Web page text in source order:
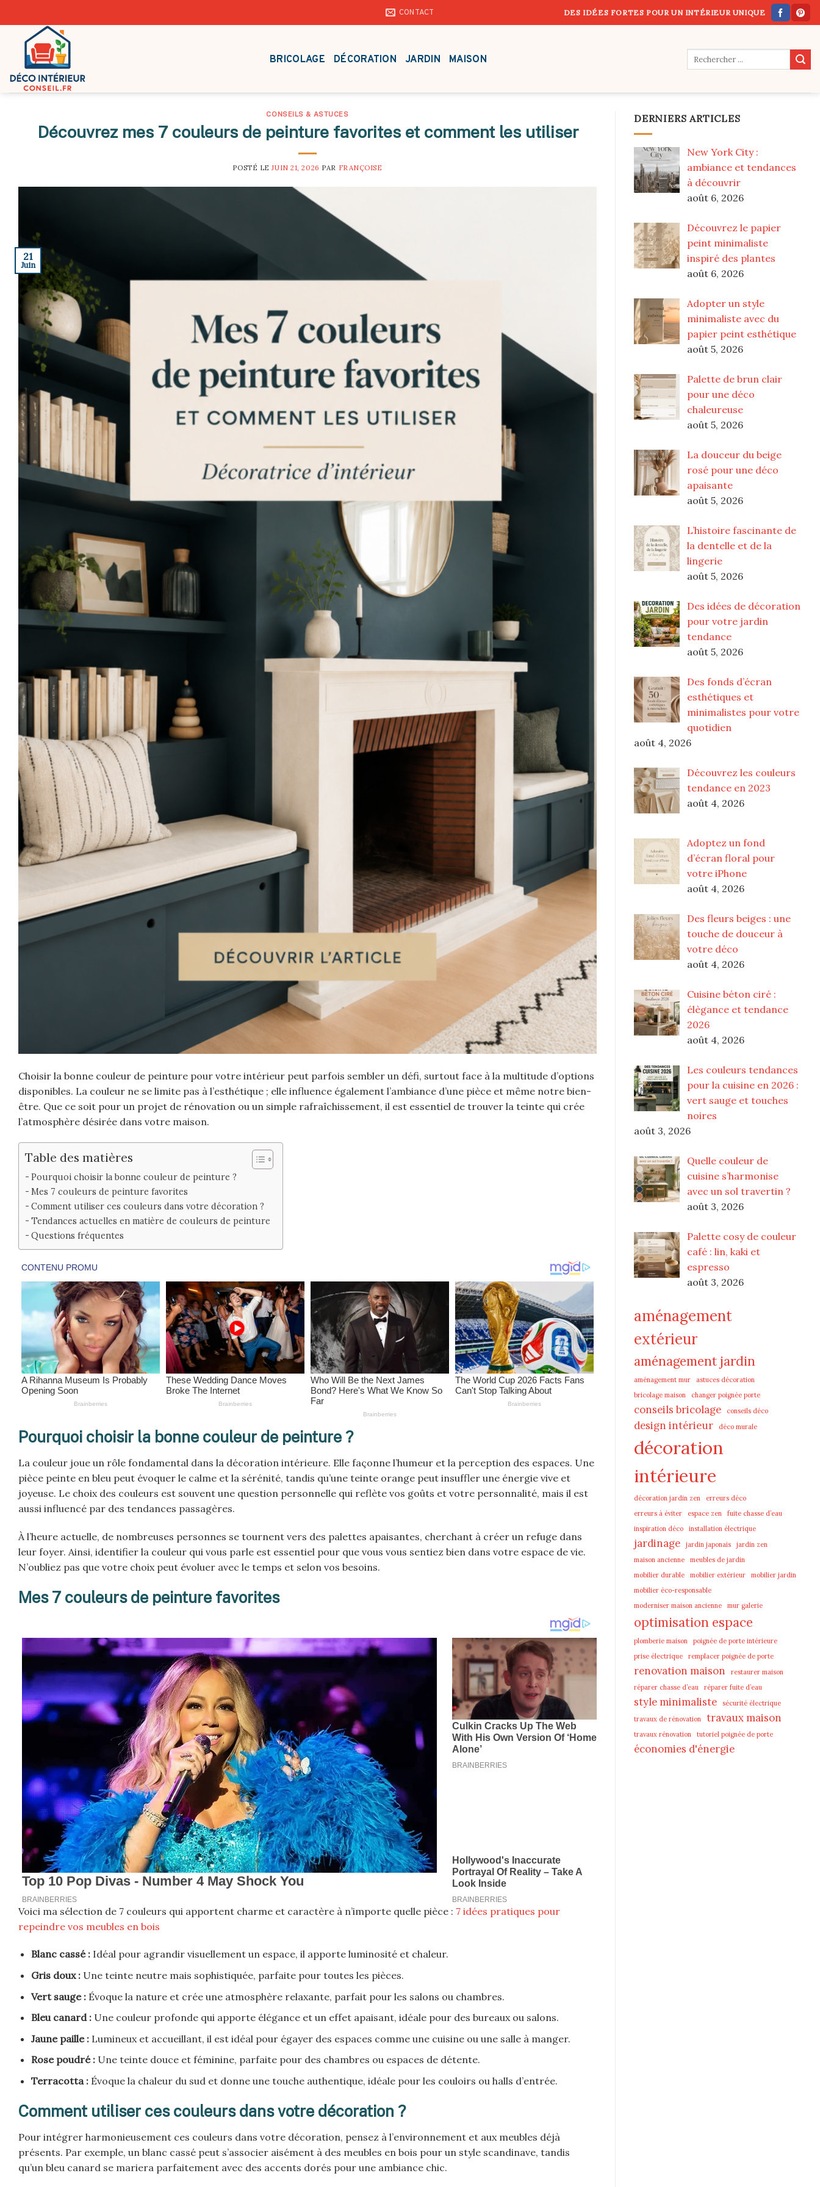
to
content
CONTACT DES IDÉES FORTES POUR UN INTÉRIEUR UNIQUE
BRICOLAGE DÉCORATION JARDIN MAISON
CONSEILS & ASTUCES
Découvrez mes 7 couleurs de peinture favorites et comment les utiliser
POSTÉ LEJUIN 21, 2026 PAR FRANÇOISE
21
Juin
Choisir la bonne couleur de peinture pour votre intérieur peut parfois sembler un défi, surtout face à la multitude d’options
disponibles. La couleur ne se limite pas à l’esthétique ; elle influence également l’ambiance d’une pièce et même notre bien-
être. Que ce soit pour un projet de rénovation ou un simple rafraîchissement, il est essentiel de trouver la teinte qui crée
l’atmosphère désirée dans votre maison.
Table des matières
Pourquoi choisir la bonne couleur de peinture ?
Mes 7 couleurs de peinture favorites
Comment utiliser ces couleurs dans votre décoration ?
Tendances actuelles en matière de couleurs de peinture
Questions fréquentes
Pourquoi choisir la bonne couleur de peinture ?
La couleur joue un rôle fondamental dans la décoration intérieure. Elle façonne l’humeur et la perception des espaces. Une
pièce peinte en bleu peut évoquer le calme et la sérénité, tandis qu’une teinte orange peut insuffler une énergie vive et
joyeuse. Le choix des couleurs est souvent une question personnelle qui reflète vos goûts et votre personnalité, mais il est
aussi influencé par des tendances passagères.
À l’heure actuelle, de nombreuses personnes se tournent vers des palettes apaisantes, cherchant à créer un refuge dans
leur foyer. Ainsi, identifier la couleur qui vous parle est essentiel pour que vous vous sentiez bien dans votre espace de vie.
N’oubliez pas que votre choix peut évoluer avec le temps et selon vos besoins.
Mes 7 couleurs de peinture favorites
Voici ma sélection de 7 couleurs qui apportent charme et caractère à n’importe quelle pièce : 7 idées pratiques pour
repeindre vos meubles en bois
Blanc cassé :Idéal pour agrandir visuellement un espace, il apporte luminosité et chaleur.
Gris doux :Une teinte neutre mais sophistiquée, parfaite pour toutes les pièces.
Vert sauge :Évoque la nature et crée une atmosphère relaxante, parfait pour les salons ou chambres.
Bleu canard :Une couleur profonde qui apporte élégance et un effet apaisant, idéale pour des bureaux ou salons.
Jaune paille :Lumineux et accueillant, il est idéal pour égayer des espaces comme une cuisine ou une salle à manger.
Rose poudré :Une teinte douce et féminine, parfaite pour des chambres ou espaces de détente.
Terracotta :Évoque la chaleur du sud et donne une touche authentique, idéale pour les couloirs ou halls d’entrée.
Comment utiliser ces couleurs dans votre décoration ?
Pour intégrer harmonieusement ces couleurs dans votre décoration, pensez à l’environnement et aux meubles déjà
présents. Par exemple, un blanc cassé peut s’associer aisément à des meubles en bois pour un style scandinave, tandis
qu’un bleu canard se mariera parfaitement avec des accents dorés pour une ambiance chic.
DERNIERS ARTICLES
New York City :
ambiance et tendances
à découvrir
août 6, 2026
Découvrez le papier
peint minimaliste
inspiré des plantes
août 6, 2026
Adopter un style
minimaliste avec du
papier peint esthétique
août 5, 2026
Palette de brun clair
pour une déco
chaleureuse
août 5, 2026
La douceur du beige
rosé pour une déco
apaisante
août 5, 2026
L’histoire fascinante de
la dentelle et de la
lingerie
août 5, 2026
Des idées de décoration
pour votre jardin
tendance
août 5, 2026
Des fonds d’écran
esthétiques et
minimalistes pour votre
quotidien
août 4, 2026
Découvrez les couleurs
tendance en 2023
août 4, 2026
Adoptez un fond
d’écran floral pour
votre iPhone
août 4, 2026
Des fleurs beiges : une
touche de douceur à
votre déco
août 4, 2026
Cuisine béton ciré :
élègance et tendance
2026
août 4, 2026
Les couleurs tendances
pour la cuisine en 2026 :
vert sauge et touches
noires
août 3, 2026
Quelle couleur de
cuisine s’harmonise
avec un sol travertin ?
août 3, 2026
Palette cosy de couleur
café : lin, kaki et
espresso
août 3, 2026
aménagement
extérieur
aménagement jardin
aménagement mur
astuces décoration
bricolage maison
changer poignée porte
conseils bricolage conseils déco
design intérieur déco murale
décoration
intérieure
décoration jardin zen
erreurs déco
erreurs à éviter
espace zen
fuite chasse d’eau
inspiration déco
installation électrique
jardinage jardin japonais
jardin zen
maison ancienne
meubles de jardin
mobilier durable
mobilier extérieur
mobilier jardin
mobilier éco-responsable
moderniser maison ancienne
mur galerie
optimisation espace
plomberie maison
poignée de porte intérieure
prise électrique
remplacer poignée de porte
renovation maison
restaurer maison
réparer chasse d’eau
réparer fuite d’eau
style minimaliste
sécurité électrique
travaux de rénovation
travaux maison
travaux rénovation tutoriel poignée de porte
économies d'énergie